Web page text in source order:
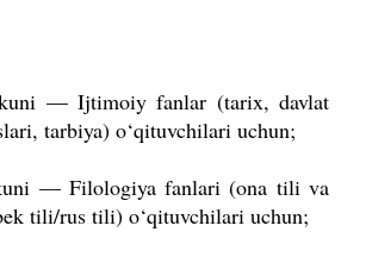
kuni — Ijtimoiy fanlar (tarix, davlat
tarbiya) o‘qituvchilari uchun;
— Filologiya fanlari (ona tili va
tili/rus tili) o‘qituvchilari uchun;